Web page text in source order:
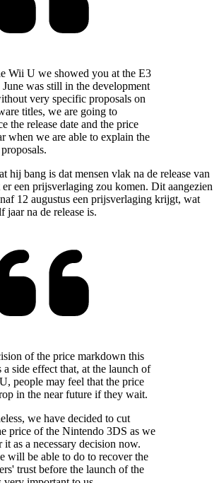
Wii U we showed you at the E3
was still in the development
very specific proposals on
titles, we are going to
the release date and the price
when we are able to explain the
hij bang is dat mensen vlak na de release van
een prijsverlaging zou komen. Dit aangezien
12 augustus een prijsverlaging krijgt, wat
jaar na de release is.
of the price markdown this
a side effect that, at the launch of
people may feel that the price
in the near future if they wait.
we have decided to cut
price of the Nintendo 3DS as we
it as a necessary decision now.
will be able to do to recover the
trust before the launch of the